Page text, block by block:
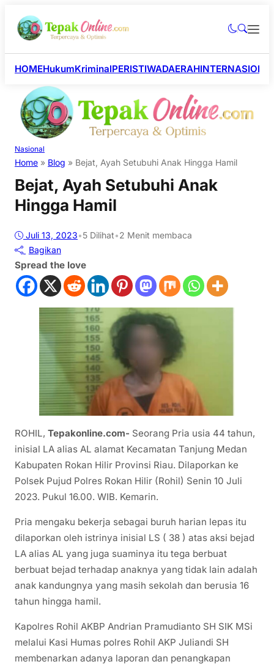
HOMEHukumKriminalPERISTIWADAERAH
Nasional
Home » Blog » Bejat, Ayah Setubuhi Anak Hingga Hamil
Bejat, Ayah Setubuhi Anak
Hingga Hamil
Juli 13, 2023•5 Dilihat•2 Menit membaca
Bagikan
Spread the love
ROHIL, Tepakonline.com- Seorang Pria usia 44 tahun,
inisial LA alias AL alamat Kecamatan Tanjung Medan
Kabupaten Rokan Hilir Provinsi Riau. Dilaporkan ke
Polsek Pujud Polres Rokan Hilir (Rohil) Senin 10 Juli
2023. Pukul 16.00. WIB. Kemarin.
Pria mengaku bekerja sebagai buruh harian lepas itu
dilaporkan oleh istrinya inisial LS ( 38 ) atas aksi bejad
LA alias AL yang juga suaminya itu tega berbuat
berbuat bejad terhadap anaknya yang tidak lain adalah
anak kandungnya yang masih sekolah dan berusia 16
tahun hingga hamil.
Kapolres Rohil AKBP Andrian Pramudianto SH SIK MSi
melalui Kasi Humas polres Rohil AKP Juliandi SH
membenarkan adanya laporan dan penangkapan